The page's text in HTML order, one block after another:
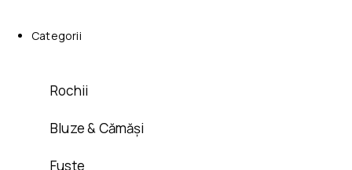
Categorii
Rochii
Bluze & Cămăși
Fuste